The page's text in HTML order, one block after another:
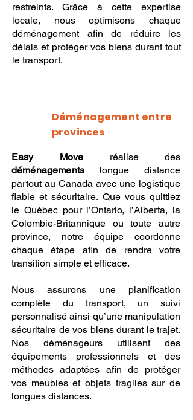
restreints. Grâce à cette expertise
locale, nous optimisons chaque
déménagement afin de réduire les
délais et protéger vos biens durant tout
le transport.
Déménagement entre
provinces
Easy Move réalise des
déménagements longue distance
partout au Canada avec une logistique
fiable et sécuritaire. Que vous quittiez
le Québec pour l’Ontario, l’Alberta, la
Colombie-Britannique ou toute autre
province, notre équipe coordonne
chaque étape afin de rendre votre
transition simple et efficace.
Nous assurons une planification
complète du transport, un suivi
personnalisé ainsi qu’une manipulation
sécuritaire de vos biens durant le trajet.
Nos déménageurs utilisent des
équipements professionnels et des
méthodes adaptées afin de protéger
vos meubles et objets fragiles sur de
longues distances.